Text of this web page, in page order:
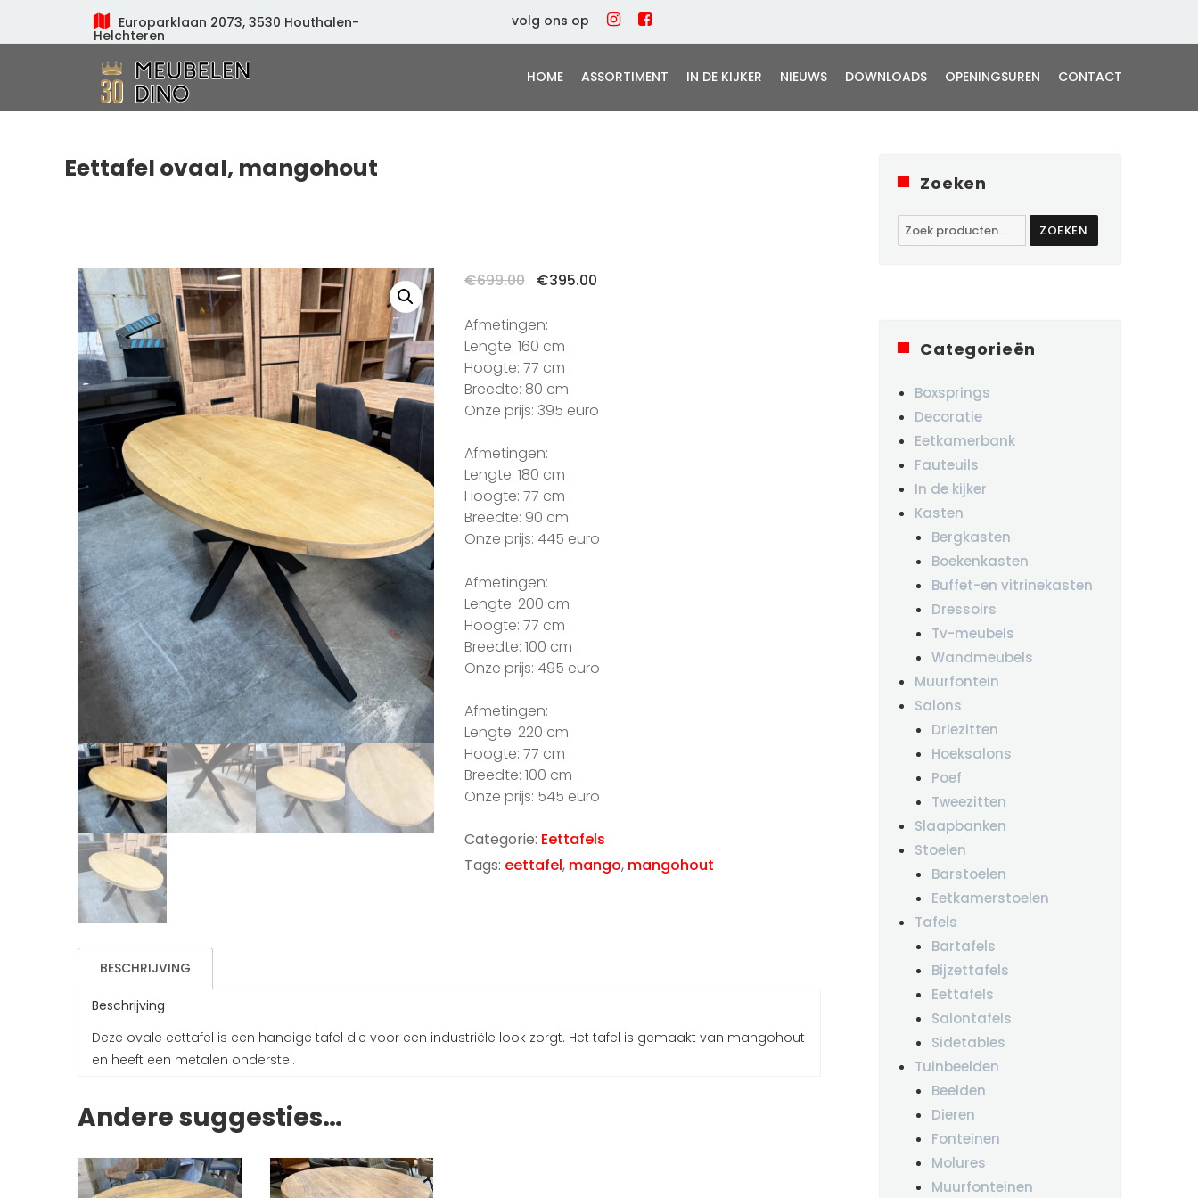
Europarklaan 2073, 3530 Houthalen-
Helchteren
volg ons op
HOME ASSORTIMENT IN DE KIJKER NIEUWS DOWNLOADS OPENINGSUREN CONTACT
Eettafel ovaal, mangohout
€699.00
Oorspronkelijke
was:
€699.00.
€395.00
Afmetingen:
Lengte: 160 cm
Hoogte: 77 cm
Breedte: 80 cm
Onze prijs: 395 euro
Afmetingen:
Lengte: 180 cm
Hoogte: 77 cm
Breedte: 90 cm
Onze prijs: 445 euro
Afmetingen:
Lengte: 200 cm
Hoogte: 77 cm
Breedte: 100 cm
Onze prijs: 495 euro
Afmetingen:
Lengte: 220 cm
Hoogte: 77 cm
Breedte: 100 cm
Onze prijs: 545 euro
Categorie: Eettafels
Tags: eettafel, mango, mangohout
BESCHRIJVING
Beschrijving
Deze ovale eettafel is een handige tafel die voor een industriële look zorgt. Het tafel is gemaakt van mangohout
en heeft een metalen onderstel.
Andere suggesties…
Zoeken
Zoeken
naar:
ZOEKEN
Categorieën
Boxsprings
Decoratie
Eetkamerbank
Fauteuils
In de kijker
Kasten
Bergkasten
Boekenkasten
Buffet-en vitrinekasten
Dressoirs
Tv-meubels
Wandmeubels
Muurfontein
Salons
Driezitten
Hoeksalons
Poef
Tweezitten
Slaapbanken
Stoelen
Barstoelen
Eetkamerstoelen
Tafels
Bartafels
Bijzettafels
Eettafels
Salontafels
Sidetables
Tuinbeelden
Beelden
Dieren
Fonteinen
Molures
Muurfonteinen